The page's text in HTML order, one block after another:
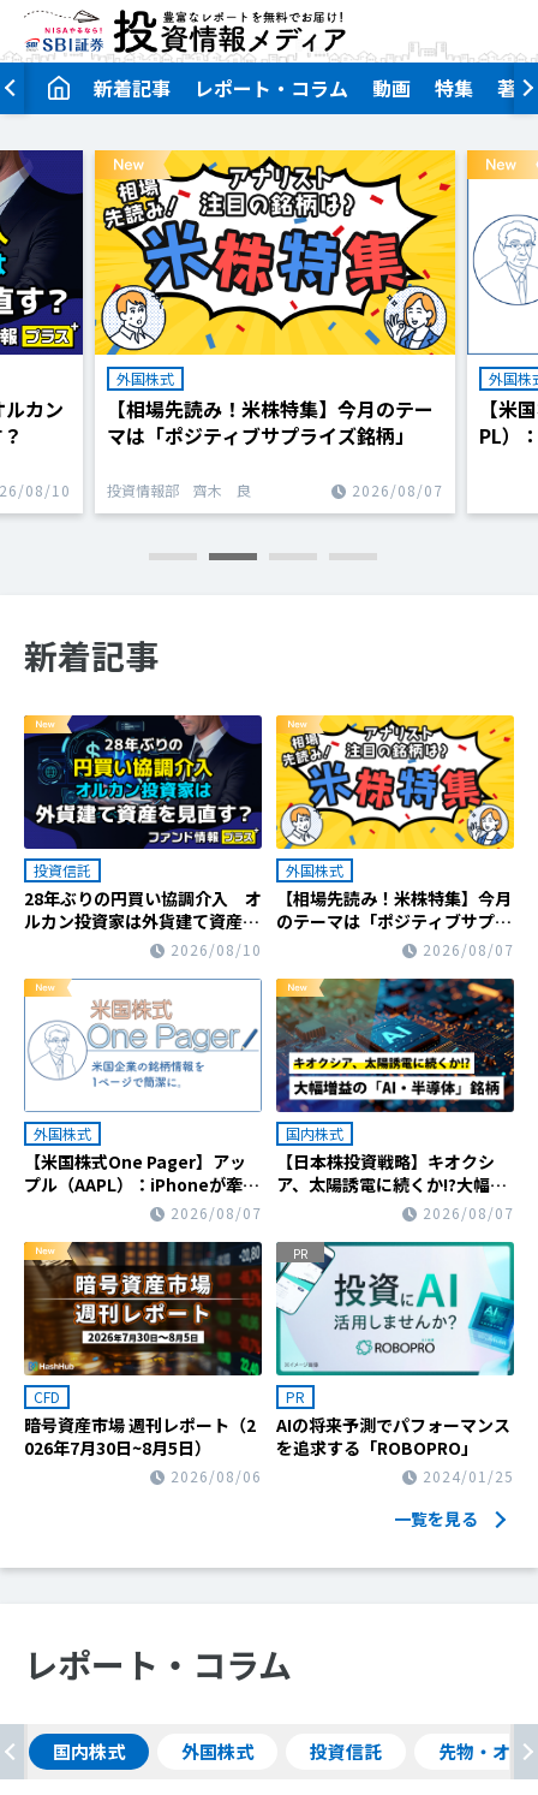
新着記事 レポート・コラム 動画 特集 著者
カン
08/10
外国株式
【相場先読み！米株特集】今月のテー
マは「ポジティブサプライズ銘柄」
投資情報部 齊木 良 2026/08/07
外国株
【米
PL）
新着記事
投資信託
28年ぶりの円買い協調介入 オ
ルカン投資家は外貨建て資産を
2026/08/10
外国株式
【相場先読み！米株特集】今月
のテーマは「ポジティブサプラ
2026/08/07
外国株式
【米国株式One Pager】アッ
プル（AAPL）：iPhoneが牽引
して売上高は4-6月期として過
2026/08/07
国内株式
【日本株投資戦略】キオクシ
ア、太陽誘電に続くか!?大幅増
益の「AI・半導体」銘柄2026/08/07
CFD
暗号資産市場 週刊レポート（2
026年7月30日~8月5日）
2026/08/06
PR
AIの将来予測でパフォーマンス
を追求する「ROBOPRO」
2024/01/25
一覧を見る
レポート・コラム
国内株式 外国株式 投資信託 先物・オプ